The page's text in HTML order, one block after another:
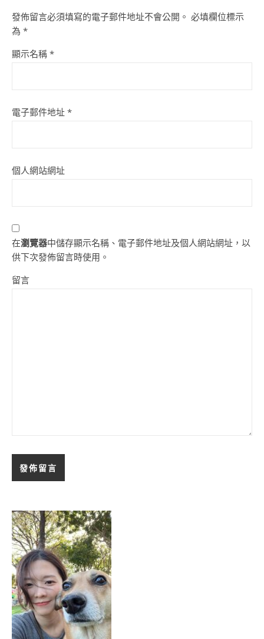
發佈留言必須填寫的電子郵件地址不會公開。 必填欄位標示
為 *
顯示名稱 *
電子郵件地址 *
個人網站網址
在瀏覽器中儲存顯示名稱、電子郵件地址及個人網站網址，以
供下次發佈留言時使用。
留言